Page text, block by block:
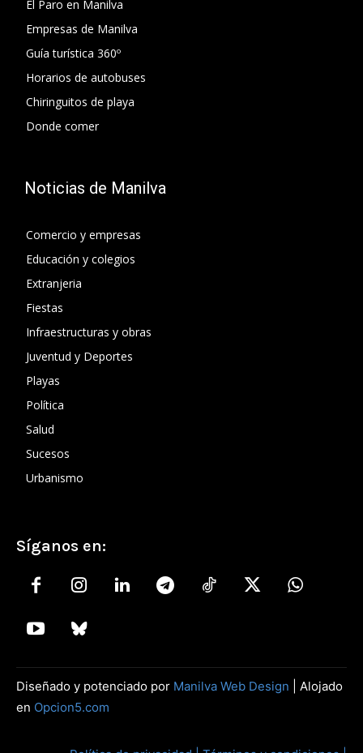
El Paro en Manilva
Empresas de Manilva
Guía turística 360º
Horarios de autobuses
Chiringuitos de playa
Donde comer
Noticias de Manilva
Comercio y empresas
Educación y colegios
Extranjeria
Fiestas
Infraestructuras y obras
Juventud y Deportes
Playas
Política
Salud
Sucesos
Urbanismo
Síganos en:
Diseñado y potenciado por Manilva Web Design | Alojado
en Opcion5.com